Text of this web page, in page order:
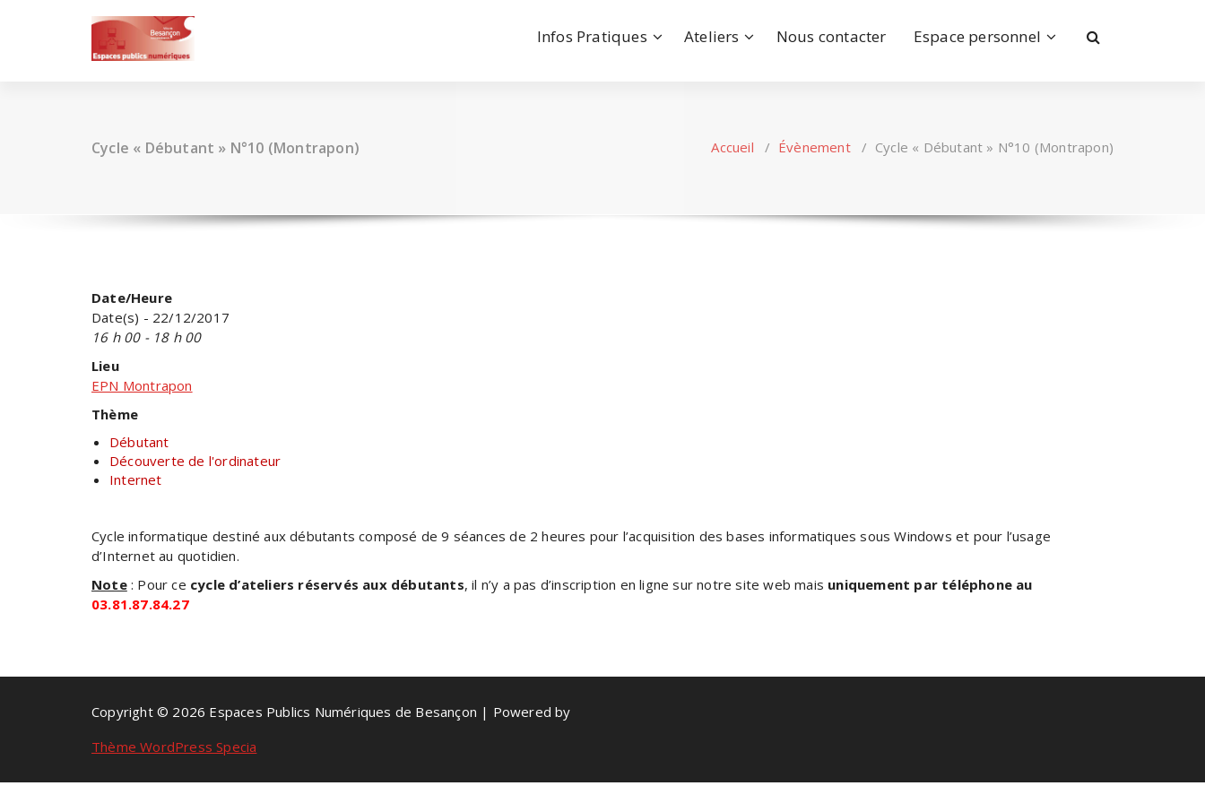
Infos Pratiques Ateliers Nous contacter Espace personnel
Cycle « Débutant » N°10 (Montrapon) Accueil / Évènement/ Cycle « Débutant » N°10 (Montrapon)
Date/Heure
Date(s) - 22/12/2017
16 h 00 - 18 h 00
Lieu
EPN Montrapon
Thème
Débutant
Découverte de l'ordinateur
Internet
Cycle informatique destiné aux débutants composé de 9 séances de 2 heures pour l’acquisition des bases informatiques sous Windows et pour l’usage
d’Internet au quotidien.
Note: Pour ce cycle d’ateliers réservés aux débutants, il n’y a pas d’inscription en ligne sur notre site web mais uniquement par téléphone au
03.81.87.84.27
Copyright © 2026 Espaces Publics Numériques de Besançon | Powered by
Thème WordPress Specia